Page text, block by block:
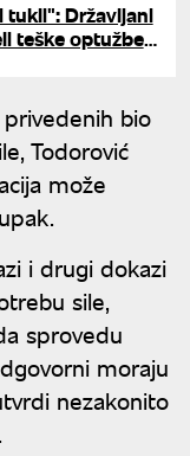
tukli": Državljani
teške optužbe
bio
Todorović
može
i drugi dokazi
sile,
sprovedu
moraju
nezakonito